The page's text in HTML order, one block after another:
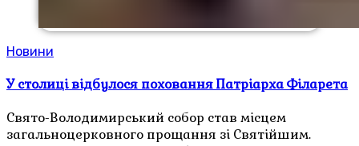
Новини
У столиці відбулося поховання Патріарха Філарета
Свято-Володимирський собор став місцем
загальноцерковного прощання зі Святійшим.